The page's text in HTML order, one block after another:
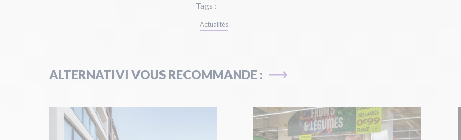
Tags :
Actualités
ALTERNATIVI VOUS RECOMMANDE :